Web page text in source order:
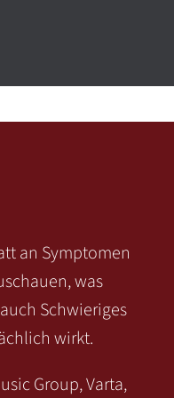
an Symptomen
was
Schwieriges
wirkt.
Group, Varta,